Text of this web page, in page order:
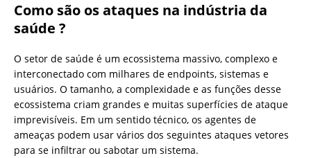
Como são os ataques na indústria da
saúde ?
O setor de saúde é um ecossistema massivo, complexo e
interconectado com milhares de endpoints, sistemas e
usuários. O tamanho, a complexidade e as funções desse
ecossistema criam grandes e muitas superfícies de ataque
imprevisíveis. Em um sentido técnico, os agentes de
ameaças podem usar vários dos seguintes ataques vetores
para se infiltrar ou sabotar um sistema.